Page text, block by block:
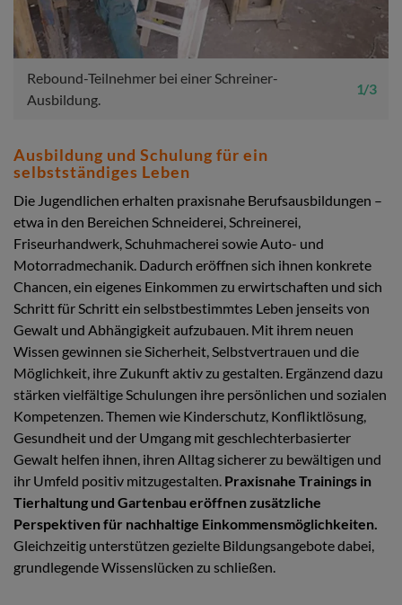
Rebound-Teilnehmer bei einer Schreiner-
Ausbildung.
1 / 3
Ausbildung und Schulung für ein
selbstständiges Leben
Die Jugendlichen erhalten praxisnahe Berufsausbildungen –
etwa in den Bereichen Schneiderei, Schreinerei,
Friseurhandwerk, Schuhmacherei sowie Auto- und
Motorradmechanik. Dadurch eröffnen sich ihnen konkrete
Chancen, ein eigenes Einkommen zu erwirtschaften und sich
Schritt für Schritt ein selbstbestimmtes Leben jenseits von
Gewalt und Abhängigkeit aufzubauen. Mit ihrem neuen
Wissen gewinnen sie Sicherheit, Selbstvertrauen und die
Möglichkeit, ihre Zukunft aktiv zu gestalten. Ergänzend dazu
stärken vielfältige Schulungen ihre persönlichen und sozialen
Kompetenzen. Themen wie Kinderschutz, Konfliktlösung,
Gesundheit und der Umgang mit geschlechterbasierter
Gewalt helfen ihnen, ihren Alltag sicherer zu bewältigen und
ihr Umfeld positiv mitzugestalten. Praxisnahe Trainings in
Tierhaltung und Gartenbau eröffnen zusätzliche
Perspektiven für nachhaltige Einkommensmöglichkeiten.
Gleichzeitig unterstützen gezielte Bildungsangebote dabei,
grundlegende Wissenslücken zu schließen.